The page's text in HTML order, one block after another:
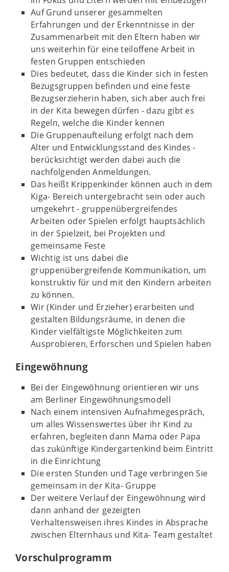
Auf Grund unserer gesammelten
Erfahrungen und der Erkenntnisse in der
Zusammenarbeit mit den Eltern haben wir
uns weiterhin für eine teiloffene Arbeit in
festen Gruppen entschieden
Dies bedeutet, dass die Kinder sich in festen
Bezugsgruppen befinden und eine feste
Bezugserzieherin haben, sich aber auch frei
in der Kita bewegen dürfen - dazu gibt es
Regeln, welche die Kinder kennen
Die Gruppenaufteilung erfolgt nach dem
Alter und Entwicklungsstand des Kindes -
berücksichtigt werden dabei auch die
nachfolgenden Anmeldungen.
Das heißt Krippenkinder können auch in dem
Kiga- Bereich untergebracht sein oder auch
umgekehrt - gruppenübergreifendes
Arbeiten oder Spielen erfolgt hauptsächlich
in der Spielzeit, bei Projekten und
gemeinsame Feste
Wichtig ist uns dabei die
gruppenübergreifende Kommunikation, um
konstruktiv für und mit den Kindern arbeiten
zu können.
Wir (Kinder und Erzieher) erarbeiten und
gestalten Bildungsräume, in denen die
Kinder vielfältigste Möglichkeiten zum
Ausprobieren, Erforschen und Spielen haben
Eingewöhnung
Bei der Eingewöhnung orientieren wir uns
am Berliner Eingewöhnungsmodell
Nach einem intensiven Aufnahmegespräch,
um alles Wissenswertes über ihr Kind zu
erfahren, begleiten dann Mama oder Papa
das zukünftige Kindergartenkind beim Eintritt
in die Einrichtung
Die ersten Stunden und Tage verbringen Sie
gemeinsam in der Kita- Gruppe
Der weitere Verlauf der Eingewöhnung wird
dann anhand der gezeigten
Verhaltensweisen ihres Kindes in Absprache
zwischen Elternhaus und Kita- Team gestaltet
Vorschulprogramm